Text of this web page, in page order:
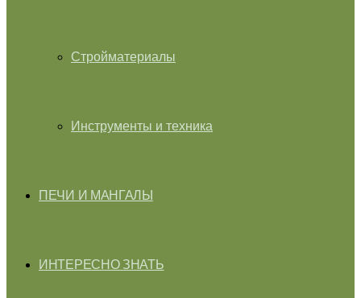
Стройматериалы
Инструменты и техника
ПЕЧИ И МАНГАЛЫ
ИНТЕРЕСНО ЗНАТЬ